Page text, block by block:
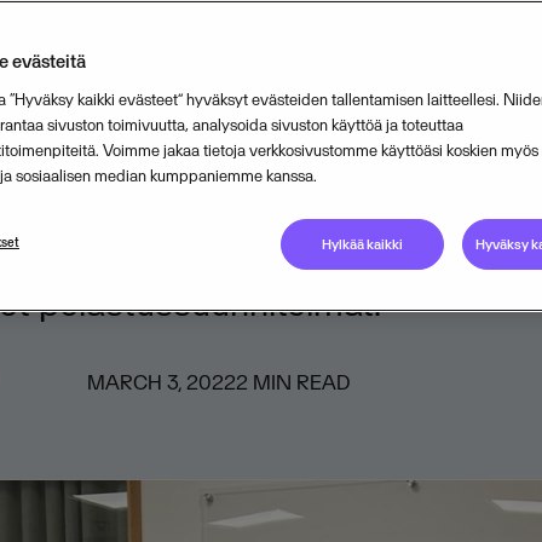
Oy ja Safetum Oy ovat
jonka myötä
ohjelmisto sekä siihen liittyvä
siirtyvät Safetumille.
kiinteistöturvasovellus, jonka
että kiinteistöllä on
pelastussuunnitelmat.
MARCH 3, 20222 MIN READ
evästeitä
“Hyväksy kaikki evästeet” hyväksyt evästeiden tallentamisen laitteellesi.
sivuston toimivuutta, analysoida sivuston käyttöä ja toteuttaa
Voimme jakaa tietoja verkkosivustomme käyttöäsi koskien myös
sosiaalisen median kumppaniemme kanssa.
Hylkää kaikki Hyväksy